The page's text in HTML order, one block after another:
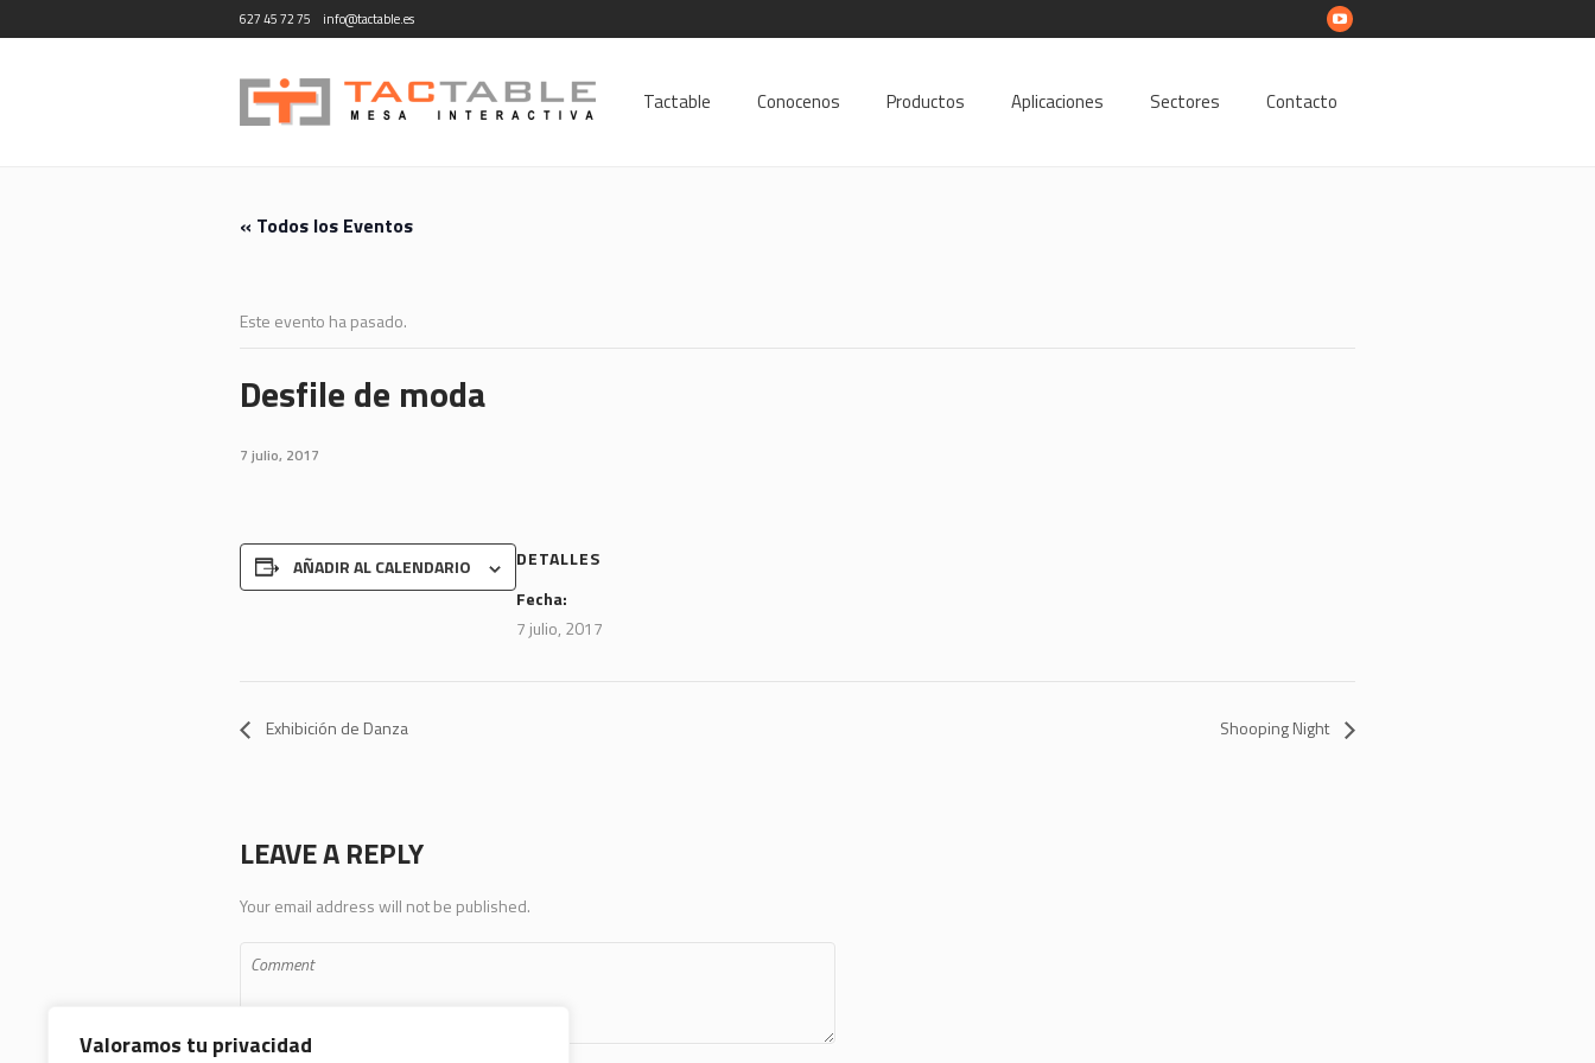
Valoramos tu privacidad
627 45 72 75 info@tactable.es
Tactable Conocenos Productos Aplicaciones Sectores Contacto
« Todos los Eventos
Este evento ha pasado.
Desfile de moda
7 julio, 2017
AÑADIR AL CALENDARIO
DETALLES
Fecha:
7 julio, 2017
Exhibición de Danza Shooping Night
LEAVE A REPLY
Your email address will not be published.